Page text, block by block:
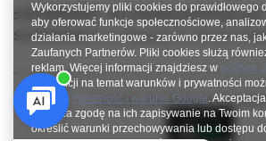
+48784966809
info.robotshops@gmail.com
SUPERROBOT,ul. Parkowa 27,64-117
W sklepie prezentujemy ceny
Wykorzystujemy pliki cookies do prawidłowego
aby oferować funkcje społecznościowe,
działania marketingowe - zarówno przez nas,
Zaufanych Partnerów. Pliki cookies służą
reklam. Więcej informacji znajdziesz w polityce
informacji na temat warunków i prywatności
stronie Prywatność i warunki Google.
oznacza zgodę na ich zapisywanie na Twoim
określić warunki przechowywania lub dostępu